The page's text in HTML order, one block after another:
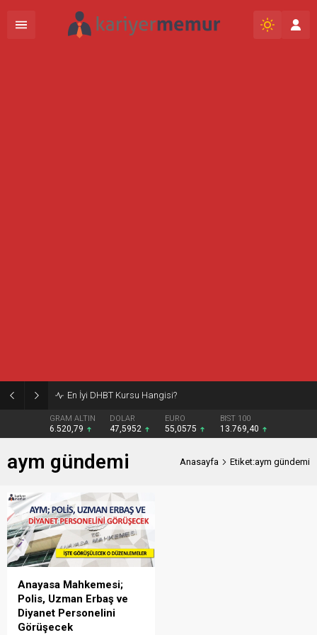
En İyi DHBT Kursu Hangisi?
GRAM ALTIN
6.520,79
DOLAR
47,5952
EURO
55,0575
BIST 100
13.769,40
aym gündemi Anasayfa Etiket:aym gündemi
Anayasa Mahkemesi;
Polis, Uzman Erbaş ve
Diyanet Personelini
Görüşecek